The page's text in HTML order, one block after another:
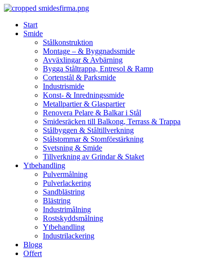
Skip
contentStart
Smide
Stålkonstruktion
Montage – & Byggnadssmide
Avväxlingar & Avbärning
Bygga Ståltrappa, Entresol & Ramp
Cortenstål & Parksmide
Industrismide
Konst- & Inredningssmide
Metallpartier & Glaspartier
Renovera Pelare & Balkar i Stål
Smidesräcken till Balkong, Terrass & Trappa
Stålbyggen & Ståltillverkning
Stålstommar & Stomförstärkning
Svetsning & Smide
Tillverkning av Grindar & Staket
Ytbehandling
Pulvermålning
Pulverlackering
Sandblästring
Blästring
Industrimålning
Rostskyddsmålning
Ytbehandling
Industrilackering
Blogg
Offert